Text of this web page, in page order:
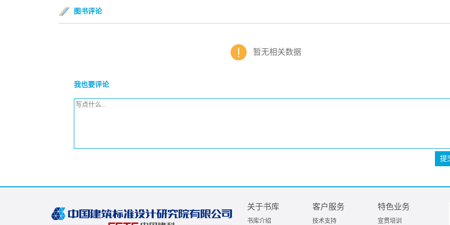
图书评论
暂无相关数据
我也要评论
提
关于书库
书库介绍
客户服务
技术支持
特色业务
宣贯培训